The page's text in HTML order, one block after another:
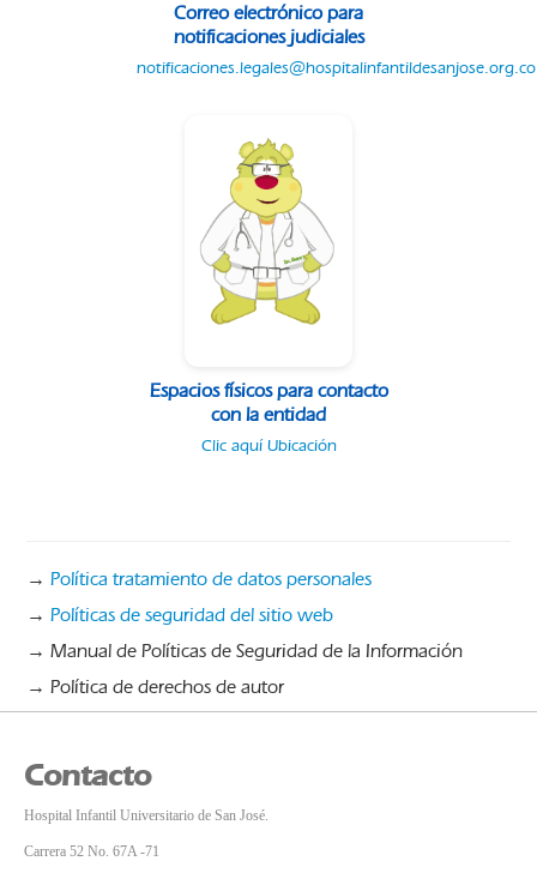
Correo electrónico para
notificaciones judiciales
notificaciones.legales@hospitalinfantildesanjose.org.co
Espacios físicos para contacto
con la entidad
Clic aquí Ubicación
→Política tratamiento de datos personales
→Políticas de seguridad del sitio web
→ Manual de Políticas de Seguridad de la Información
→ Política de derechos de autor
Contacto
Hospital Infantil Universitario de San José.
Carrera 52 No. 67A -71